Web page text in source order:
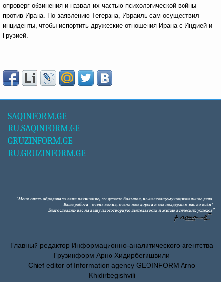
опроверг обвинения и назвал их частью психологической войны
против Ирана. По заявлению Тегерана, Израиль сам осуществил
инциденты, чтобы испортить дружеские отношения Ирана с Индией и
Грузией.
SAQINFORM.GE
RU.SAQINFORM.GE
GRUZINFORM.GE
RU.GRUZINFORM.GE
Главный редактор Информационно-аналитического агентства
Грузинформ Арно Хидирбегишвили
Chief editor of Information agency GEOINFORM Arno
Khidirbegishvili